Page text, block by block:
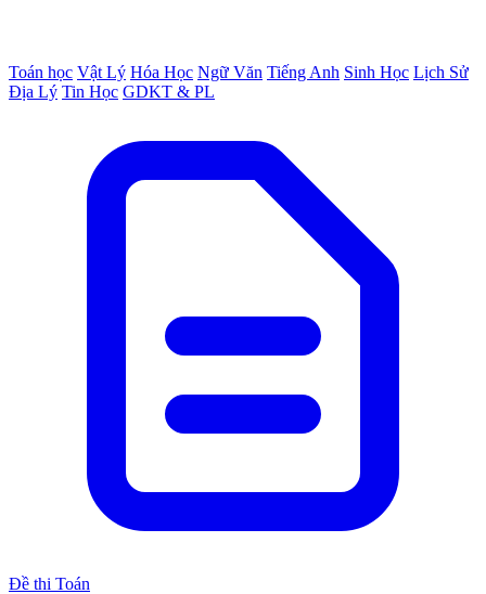
Toán học Vật Lý Hóa Học Ngữ Văn Tiếng Anh Sinh Học Lịch Sử
Địa Lý Tin Học GDKT & PL
Đề thi Toán